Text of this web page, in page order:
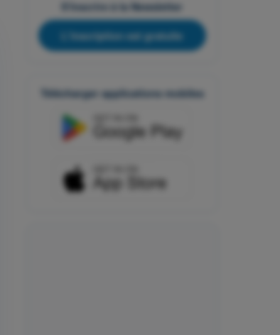
S'inscrire à la Newsletter
L'inscription est gratuite
Télécharger applications mobiles